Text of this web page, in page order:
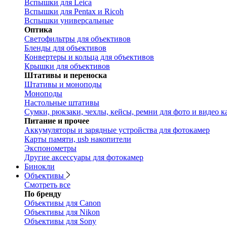
Вспышки для Leica
Вспышки для Pentax и Ricoh
Вспышки универсальные
Оптика
Светофильтры для объективов
Бленды для объективов
Конвертеры и кольца для объективов
Крышки для объективов
Штативы и переноска
Штативы и моноподы
Моноподы
Настольные штативы
Сумки, рюкзаки, чехлы, кейсы, ремни для фото и видео
Питание и прочее
Аккумуляторы и зарядные устройства для фотокамер
Карты памяти, usb накопители
Экспонометры
Другие аксессуары для фотокамер
Бинокли
Объективы
Смотреть все
По бренду
Объективы для Canon
Объективы для Nikon
Объективы для Sony